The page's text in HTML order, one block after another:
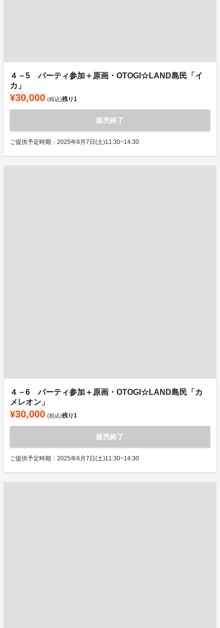
４－5 パーティ参加＋原画・OTOGI☆LAND島民「イ
カ」
¥30,000 (税込)残り1
販売終了
ご提供予定時期：2025年6月7日(土)11:30~14:30
４－6 パーティ参加＋原画・OTOGI☆LAND島民「カ
メレオン」
¥30,000 (税込)残り1
販売終了
ご提供予定時期：2025年6月7日(土)11:30~14:30